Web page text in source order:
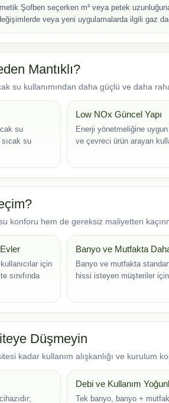
Şofben seçerken m² veya petek
veya yeni uygulamalarda ilgili gaz
Mantıklı?
su kullanımından daha güçlü ve daha
su
su
Low NOx Güncel Yapı
Enerji yönetmeliğine
ve çevreci ürün arayan
konforu hem de gereksiz maliyetten
için
sınıfında
Banyo ve Mutfakta
Banyo ve mutfakta
hissi isteyen müşteriler
Düşmeyin
kadar kullanım alışkanlığı ve kurulum
Debi ve Kullanım
Tek banyo, banyo +